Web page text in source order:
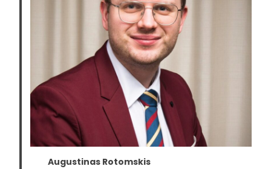
Augustinas Rotomskis